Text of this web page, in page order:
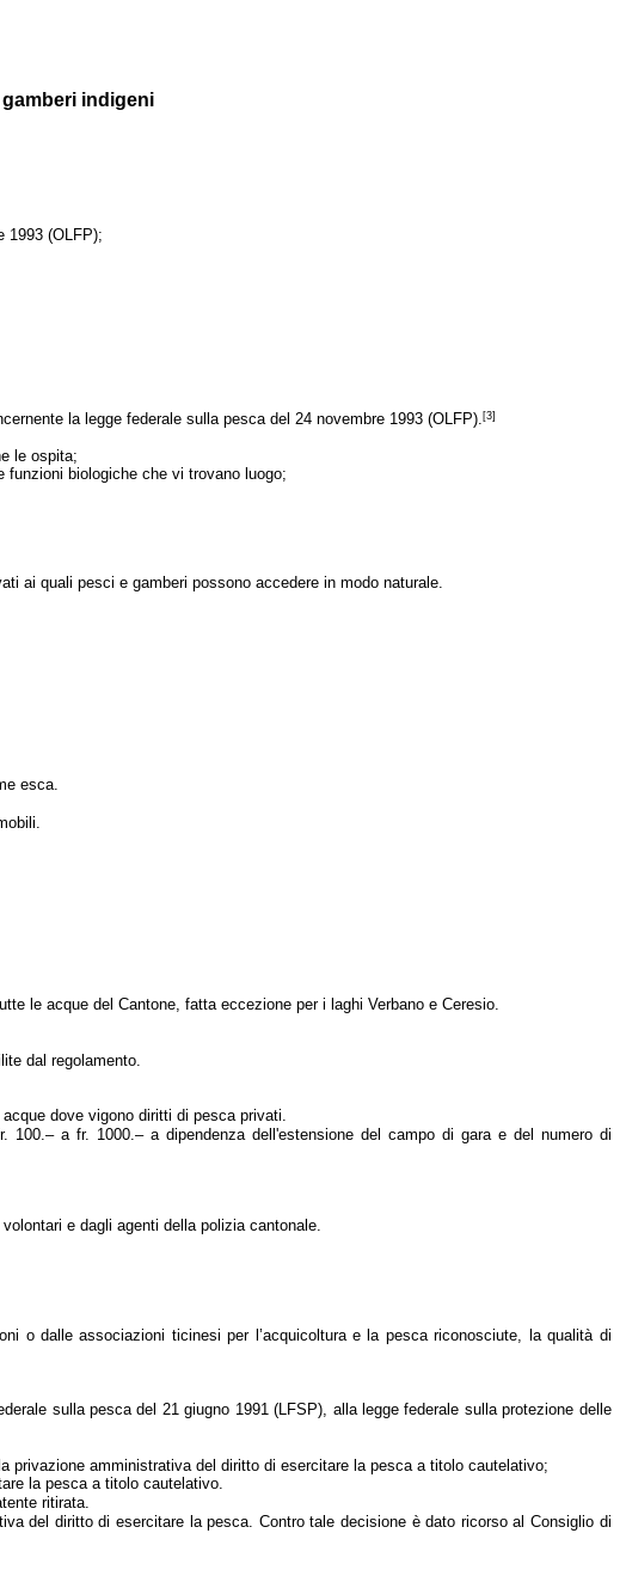
indigeni
1993 (OLFP);
la legge federale sulla pesca del 24 novembre 1993 (OLFP).[3]
le ospita;
biologiche che vi trovano luogo;
ai quali pesci e gamberi possono accedere in modo naturale.
esca.
le acque del Cantone, fatta eccezione per i laghi Verbano e Ceresio.
dal regolamento.
dove vigono diritti di pesca privati.
a fr. 1000.– a dipendenza dell'estensione del campo di gara e del numero di
e dagli agenti della polizia cantonale.
o dalle associazioni ticinesi per l’acquicoltura e la pesca riconosciute, la qualità di
sulla pesca del 21 giugno 1991 (LFSP), alla legge federale sulla protezione delle
privazione amministrativa del diritto di esercitare la pesca a titolo cautelativo;
la pesca a titolo cautelativo.
ritirata.
del diritto di esercitare la pesca. Contro tale decisione è dato ricorso al Consiglio di